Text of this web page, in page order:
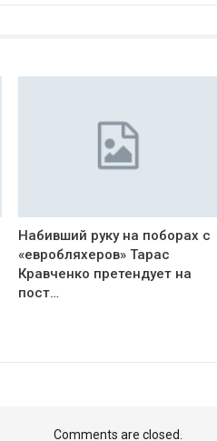
Набивший руку на поборах с
«евробляхеров» Тарас
Кравченко претендует на
пост…
Comments are closed.